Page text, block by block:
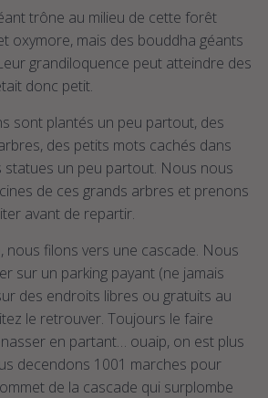
trône au milieu de cette forêt
oxymore, mais des bouddha géants
grandiloquence peut atteindre des
donc petit.
sont plantés un peu partout, des
des petits mots cachés dans
statues un peu partout. Nous nous
de ces grands arbres et prenons
avant de repartir.
nous filons vers une cascade. Nous
sur un parking payant (ne jamais
des endroits libres ou gratuits au
le retrouver. Toujours le faire
en partant… ouaip, on est plus
decendons 1001 marches pour
de la cascade qui surplombe